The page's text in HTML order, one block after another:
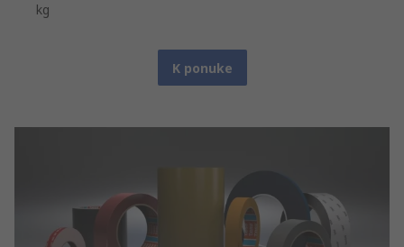
kg
K ponuke